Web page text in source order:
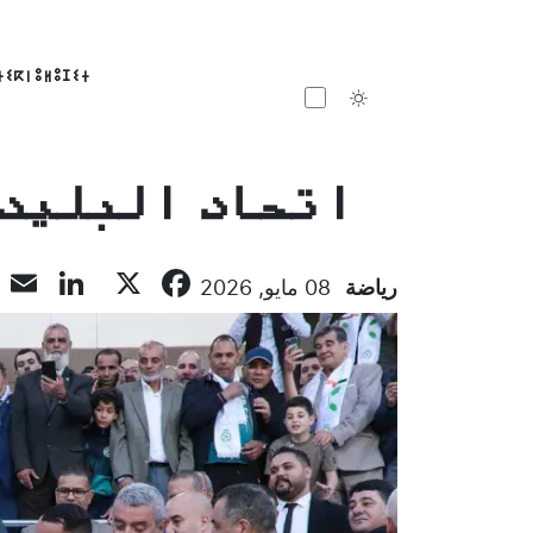
اتحاد
رياضة 08 مايو, 2026 Facebook